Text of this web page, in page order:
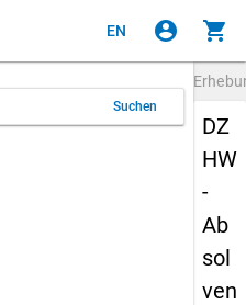
EN account_circle shopping_cart
Suchen
DZ
HW
-
Ab
sol
ven